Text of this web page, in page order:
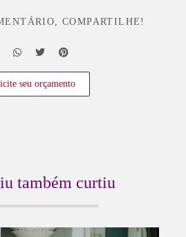
COMPARTILHE!
seu orçamento
também curtiu